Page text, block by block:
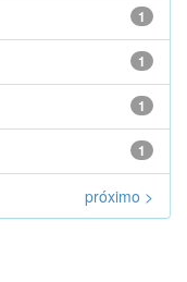
1
1
1
1
próximo >